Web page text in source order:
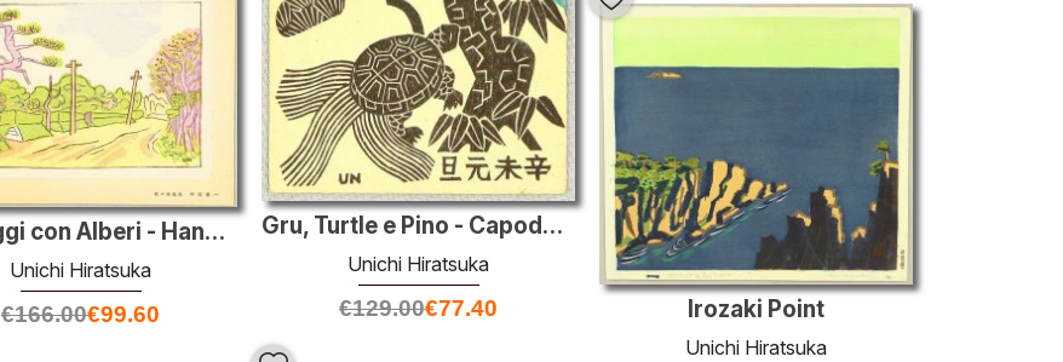
Gru, Turtle e Pino - Capodanno Greeting Card
Unichi Hiratsuka
€129.00€77.40
Paesaggi con Alberi - Hanga Vol.11
Unichi Hiratsuka
€166.00€99.60 Irozaki Point
Unichi Hiratsuka